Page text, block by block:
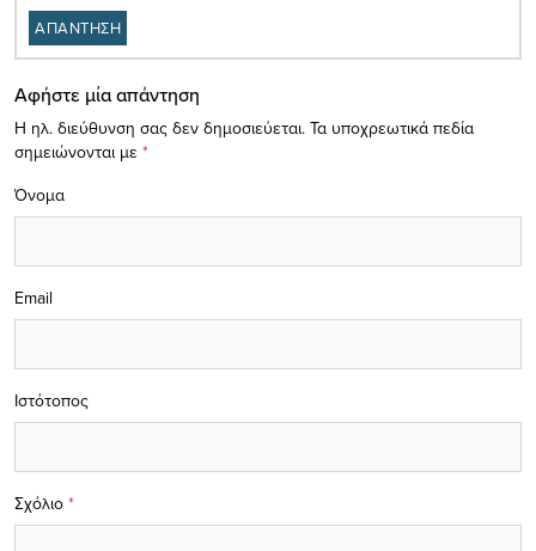
ΑΠΑΝΤΗΣΗ
Αφήστε μία απάντηση
Η ηλ. διεύθυνση σας δεν δημοσιεύεται. Τα υποχρεωτικά πεδία
σημειώνονται με *
Σχόλιο *
Όνομα
Email
Ιστότοπος